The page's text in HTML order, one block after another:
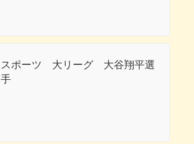
スポーツ 大リーグ 大谷翔平選
手